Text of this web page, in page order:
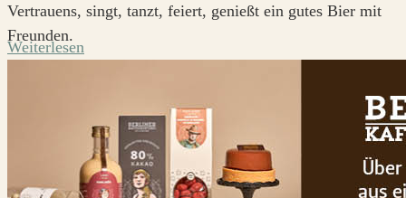
Vertrauens, singt, tanzt, feiert, genießt ein gutes Bier mit
Freunden.
Weiterlesen